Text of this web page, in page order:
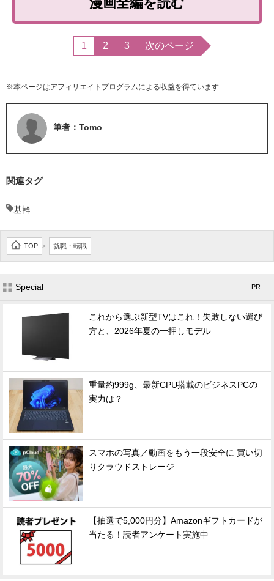
1 2 3 次のページ
※本ページはアフィリエイトプログラムによる収益を得ています
筆者：Tomo
関連タグ
基幹
TOP > 就職・転職
Special - PR -
これから選ぶ新型TVはこれ！失敗しない選び
方と、2026年夏の一押しモデル
重量約999g、最新CPU搭載のビジネスPCの
実力は？
スマホの写真／動画をもう一段安全に 買い切
りクラウドストレージ
【抽選で5,000円分】Amazonギフトカードが
当たる！読者アンケート実施中